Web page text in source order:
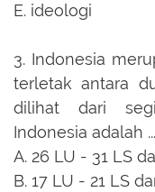
E. ideologi
3. Indonesia
terletak antara
dilihat dari
Indonesia adalah ...
A. 26 LU - 31 LS
B. 17 LU - 21 LS